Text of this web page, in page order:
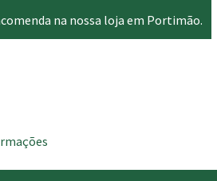
na nossa loja em Portimão.